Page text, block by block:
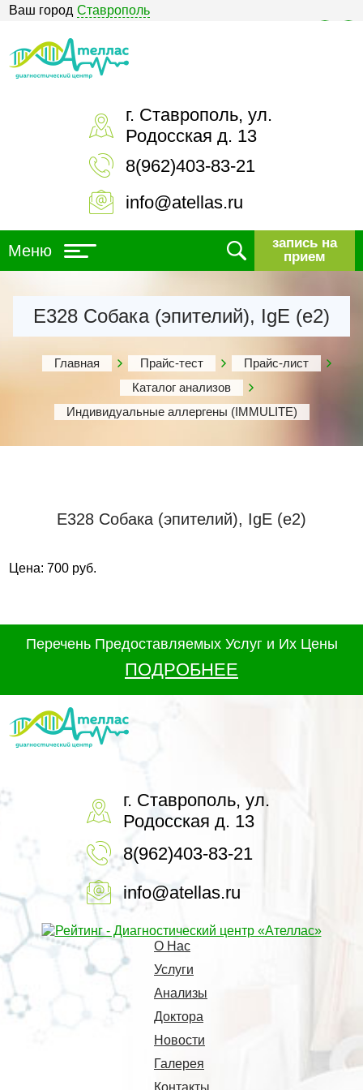
Ваш город Ставрополь
г. Ставрополь, ул.
Родосская д. 13
8(962)403-83-21
info@atellas.ru
Меню
запись на
прием
Е328 Собака (эпителий), IgE (е2)
Главная Прайс-тест
Прайс-лист
Каталог анализов
Индивидуальные аллергены (IMMULITE)
Е328 Собака (эпителий), IgE (е2)
Цена: 700 руб.
Перечень Предоставляемых Услуг и Их Цены
ПОДРОБНЕЕ
г. Ставрополь, ул.
Родосская д. 13
8(962)403-83-21
info@atellas.ru
О Нас
Услуги
Анализы
Доктора
Новости
Галерея
Контакты